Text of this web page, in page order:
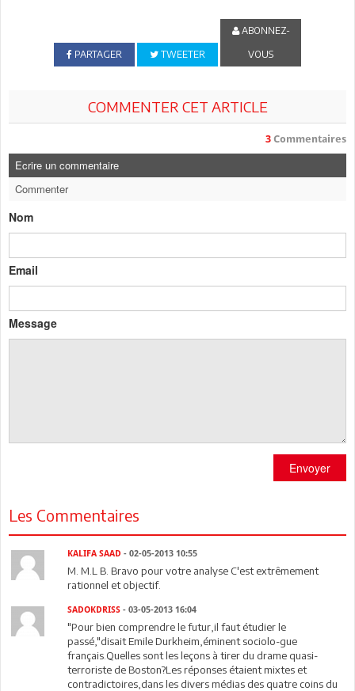
PARTAGER TWEETER
ABONNEZ-
VOUS
COMMENTER CET ARTICLE
3 Commentaires
Ecrire un commentaire
Commenter
Nom
Email
Message
Envoyer
Les Commentaires
KALIFA SAAD - 02-05-2013 10:55
M. M.L B. Bravo pour votre analyse C'est extrêmement
rationnel et objectif.
SADOKDRISS - 03-05-2013 16:04
"Pour bien comprendre le futur,il faut étudier le
passé,"disait Emile Durkheim,éminent sociolo-gue
français.Quelles sont les leçons à tirer du drame quasi-
terroriste de Boston?Les réponses étaient mixtes et
contradictoires,dans les divers médias des quatre coins du